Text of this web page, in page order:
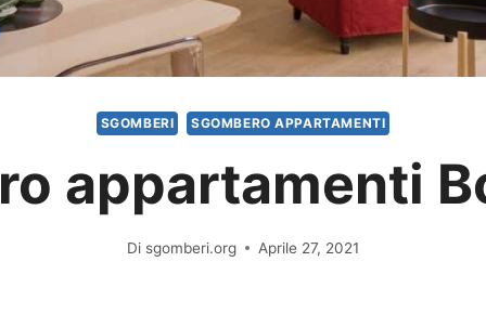
SGOMBERI SGOMBERO APPARTAMENTI
appartamenti
Di sgomberi.org Aprile 27, 2021